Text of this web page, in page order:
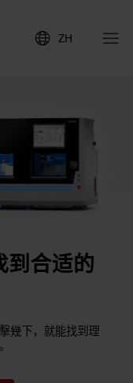
ZH
到合适的
幾下，就能找到理